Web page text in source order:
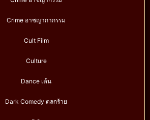
Crime อาชญากากรรม
Cult Film
Culture
Dance เต้น
Dark Comedy ตลกร้าย